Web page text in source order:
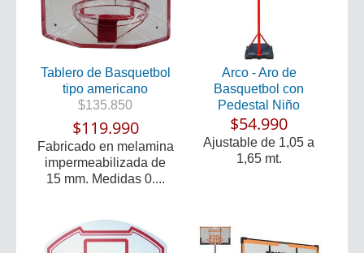
Tablero de Basquetbol
tipo americano
$135.850
$119.990
Fabricado en melamina
impermeabilizada de
15 mm. Medidas 0....
Arco - Aro de
Basquetbol con
Pedestal Niño
$54.990
Ajustable de 1,05 a
1,65 mt.